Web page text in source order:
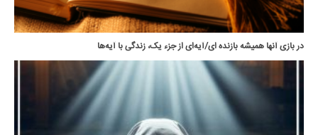
در بازی آنها همیشه بازنده ای/آیه‌ای از جزء یک، زندگی با آیه‌ها